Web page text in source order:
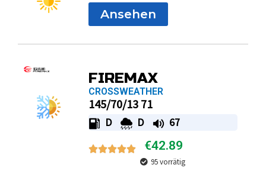
Ansehen
FIREMAX
CROSSWEATHER
145/70/13 71
D D 67
€42.89
95 vorrätig